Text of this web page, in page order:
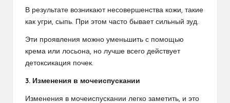
В результате возникают несовершенства кожи, такие
как угри, сыпь. При этом часто бывает сильный зуд.
Эти проявления можно уменьшить с помощью
крема или лосьона, но лучше всего действует
детоксикация почек.
3. Изменения в мочеиспускании
Изменения в мочеиспускании легко заметить, и это